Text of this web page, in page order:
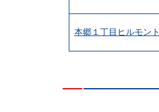
本郷１丁目ヒルモント